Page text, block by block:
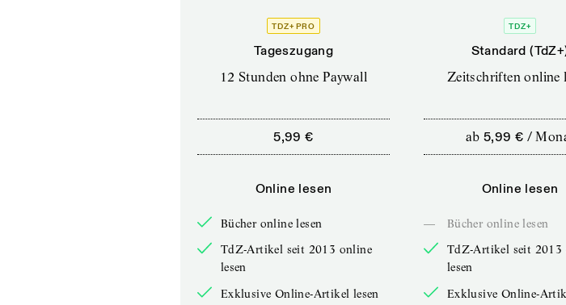
TDZ+ PRO
Tageszugang
12 Stunden ohne Paywall
5,99 €
Online lesen
Bücher online lesen
TdZ-Artikel seit 2013 online
lesen
Exklusive Online-Artikel lesen
TDZ+
Standard
Zeitschriften online
ab 5,99 € /
Online lesen
—
Bücher online lesen
TdZ-Artikel seit 2013
lesen
Exklusive Online-